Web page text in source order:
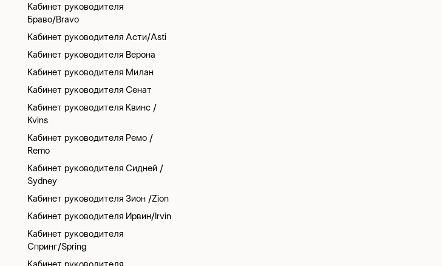
Кабинет руководителя
Браво/Bravo
Кабинет руководителя Асти/Asti
Кабинет руководителя Верона
Кабинет руководителя Милан
Кабинет руководителя Сенат
Кабинет руководителя Квинс /
Kvins
Кабинет руководителя Ремо /
Remo
Кабинет руководителя Сидней /
Sydney
Кабинет руководителя Зион /Zion
Кабинет руководителя Ирвин/Irvin
Кабинет руководителя
Спринг/Spring